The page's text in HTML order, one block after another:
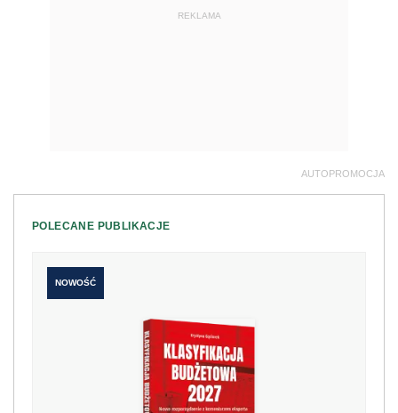
REKLAMA
AUTOPROMOCJA
POLECANE PUBLIKACJE
NOWOŚĆ